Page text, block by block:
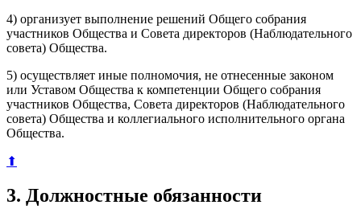
4) организует выполнение решений Общего собрания
участников Общества и Совета директоров (Наблюдательного
совета) Общества.
5) осуществляет иные полномочия, не отнесенные законом
или Уставом Общества к компетенции Общего собрания
участников Общества, Совета директоров (Наблюдательного
совета) Общества и коллегиального исполнительного органа
Общества.
⬆
3. Должностные обязанности